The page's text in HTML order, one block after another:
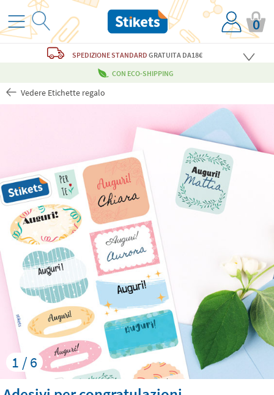
0
SPEDIZIONE STANDARD GRATUITADA18€
CON ECO-SHIPPING
Vedere Etichette regalo
1 / 6